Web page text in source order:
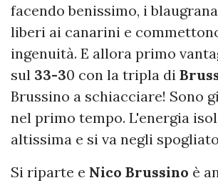
facendo benissimo, i
liberi ai canarini e
ingenuità. E allora primo
sul 33-30 con la tripla di
Brussino a schiacciare! Sono
nel primo tempo. L'energia
altissima e si va negli
Si riparte e Nico Brussino è